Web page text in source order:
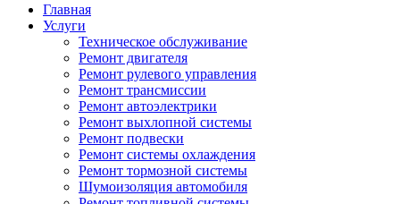
Главная
Услуги
Техническое обслуживание
Ремонт двигателя
Ремонт рулевого управления
Ремонт трансмиссии
Ремонт автоэлектрики
Ремонт выхлопной системы
Ремонт подвески
Ремонт системы охлаждения
Ремонт тормозной системы
Шумоизоляция автомобиля